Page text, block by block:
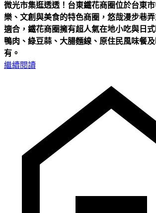
微光市集逛透透！ 台東鐵花商圈位於台東
樂、文創與美食的特色商圈，悠哉漫步巷
適合，鐵花商圈擁有超人氣在地小吃與日
鴨肉、綠豆蒜、大腸麵線、原住民風味餐
有。
繼續閱讀